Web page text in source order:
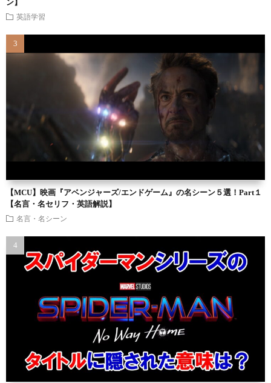
ン】
英語学習
【MCU】映画『アベンジャーズ/エンドゲーム』の名シーン５選！Part１
【名言・名セリフ・英語解説】
名言・名シーン